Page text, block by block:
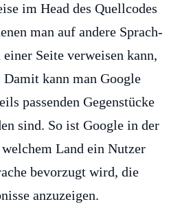
im Head des Quellcodes
man auf andere Sprach-
Seite verweisen kann,
kann man Google
passenden Gegenstücke
sind. So ist Google in der
Land ein Nutzer
bevorzugt wird, die
anzuzeigen.